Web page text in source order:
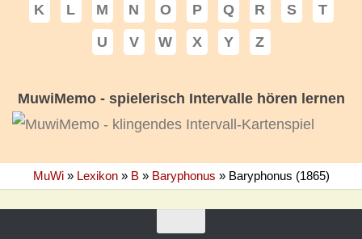
K
L M N O P Q R S
T
U
V W X Y Z
MuwiMemo - spielerisch Intervalle hören lernen
MuWi» Lexikon» B» Baryphonus » Baryphonus (1865)